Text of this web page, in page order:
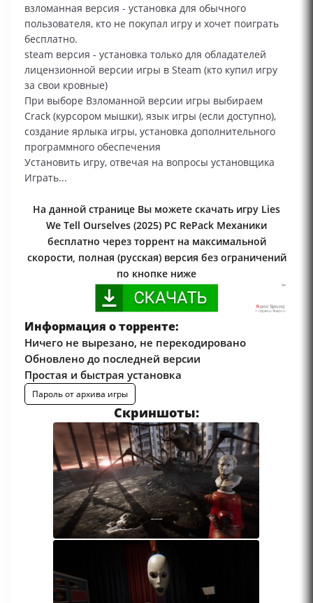
взломанная версия - установка для обычного
пользователя, кто не покупал игру и хочет поиграть
бесплатно.
steam версия - установка только для обладателей
лицензионной версии игры в Steam (кто купил игру
за свои кровные)
При выборе Взломанной версии игры выбираем
Сrack (курсором мышки), язык игры (если доступно),
создание ярлыка игры, установка дополнительного
программного обеспечения
Установить игру, отвечая на вопросы установщика
Играть...
На данной странице Вы можете скачать игру Lies
We Tell Ourselves (2025) PC RePack Механики
бесплатно через торрент на максимальной
скорости, полная (русская) версия без ограничений
по кнопке ниже
Информация о торренте:
Ничего не вырезано, не перекодировано
Обновлено до последней версии
Простая и быстрая установка
Пароль от архива игры
Скриншоты: